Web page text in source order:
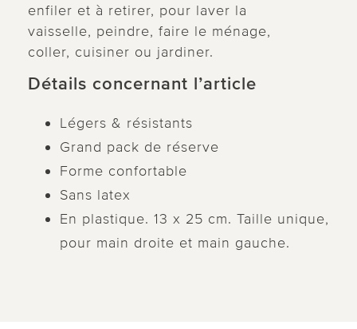
enfiler et à retirer, pour laver la
vaisselle, peindre, faire le ménage,
coller, cuisiner ou jardiner.
Détails concernant l’article
Légers & résistants
Grand pack de réserve
Forme confortable
Sans latex
En plastique. 13 x 25 cm. Taille unique,
pour main droite et main gauche.